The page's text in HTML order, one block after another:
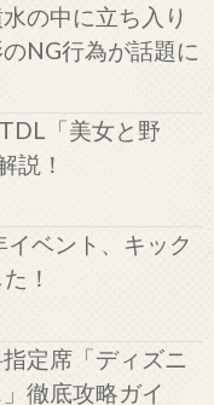
の中に立ち入り
NG行為が話題に
「美女と野
説！
ベント、キック
！
定席「ディズニ
徹底攻略ガイ